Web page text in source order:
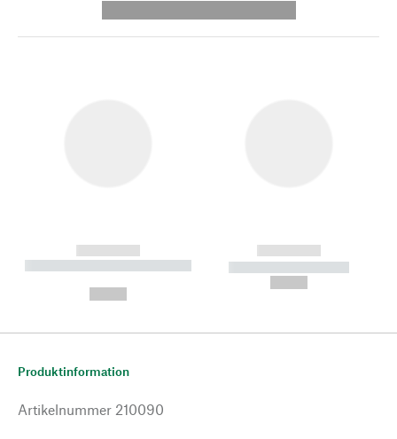
------------
----------- ----------- --------
------------
----------- -----------
Produktinformation
Artikelnummer 210090